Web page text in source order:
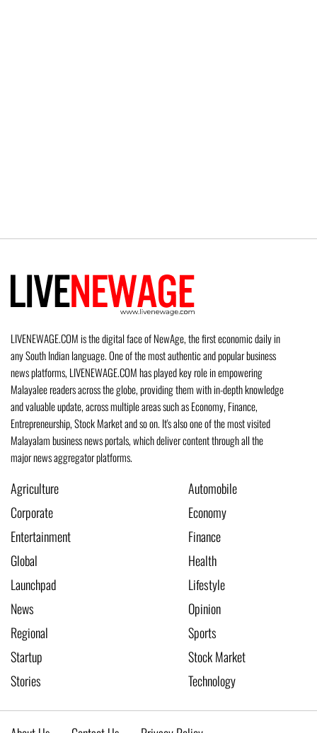
LIVENEWAGE.COM is the digital face of NewAge, the first economic daily in
any South Indian language. One of the most authentic and popular business
news platforms, LIVENEWAGE.COM has played key role in empowering
Malayalee readers across the globe, providing them with in-depth knowledge
and valuable update, across multiple areas such as Economy, Finance,
Entrepreneurship, Stock Market and so on. It's also one of the most visited
Malayalam business news portals, which deliver content through all the
major news aggregator platforms.
Agriculture
Automobile
Corporate
Economy
Entertainment
Finance
Global
Health
Launchpad
Lifestyle
News
Opinion
Regional
Sports
Startup
Stock Market
Stories
Technology